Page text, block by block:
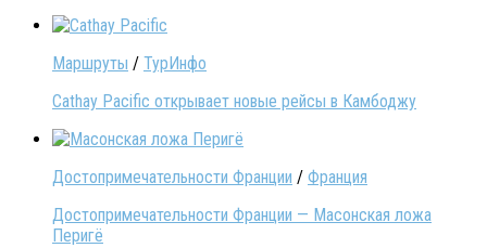
Маршруты / ТурИнфо
Cathay Pacific открывает новые рейсы в Камбоджу
Достопримечательности Франции / Франция
Достопримечательности Франции — Масонская ложа
Перигё